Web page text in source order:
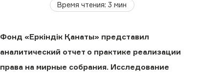
Время чтения:3 мин
Фонд «Еркіндік Қанаты» представил
аналитический отчет о практике реализации
права на мирные собрания. Исследование